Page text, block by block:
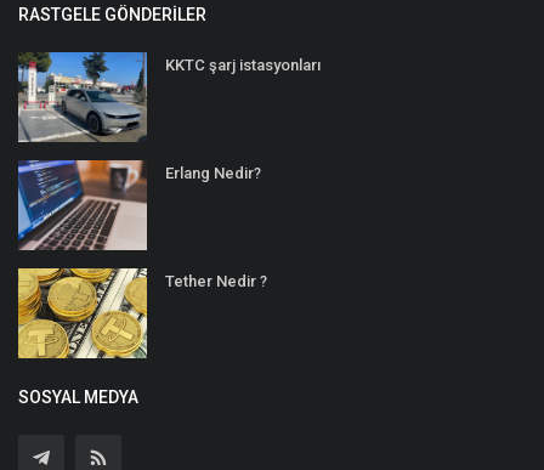
RASTGELE GÖNDERILER
KKTC şarj istasyonları
Erlang Nedir?
Tether Nedir ?
SOSYAL MEDYA